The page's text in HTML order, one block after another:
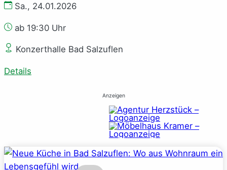
Sa., 24.01.2026
ab 19:30 Uhr
Konzerthalle Bad Salzuflen
Details
Anzeigen